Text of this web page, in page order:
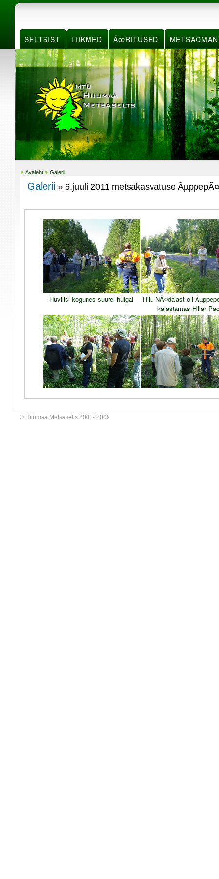
SELTSIST LIIKMED ÃœRITUSED
Avaleht Galerii
Galerii» 6.juuli 2011 metsakasvatuse
Huvilisi kogunes suurel hulgal
Hiiu NÃ¤dalast oli
kajastamas Hillar
© Hiiumaa Metsaselts 2001- 2009